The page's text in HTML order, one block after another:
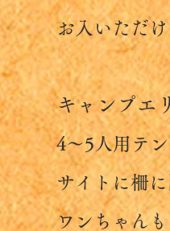
お入いただけ
キャンプエ
4～5人用テント
サイトに柵に囲
ワンちゃんも自